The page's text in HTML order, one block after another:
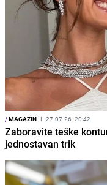
/MAGAZIN I 27.07.26. 20:42
Zaboravite teške
jednostavan trik